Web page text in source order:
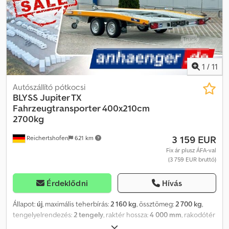
egyeztetés alapján: B L Y S S transporttechnik GmbH Burenkamp
18-20 46286 Dorsten-Wulfen Tel.: .:.:.:.:.:.:.:.:.:.:.:.:.:.:.:.:.:.:.:.:.:.:.:.:.:.:.:.:.:.:.:.:
.:.:.:.:.:.:.:.:.:.:.:.:.:.:.:.:.:.:.:.:.:.:.:.:.:.:.:.: B L Y S S transporttechnik GmbH
Sonnenbergstr. 5a 38723 Seesen Tel.:
=.=.=.=.=.=.=.=.=.=.=.=.=.=.=.=.=.=.=.=.=.=.=.=.=.=.=.=.=.=.=.=. =.=.=.=.=. A
képek nem feltétlenül tükrözik a standard felszereltséget, a
műszaki változtatások (pl. gumiabroncs méretek) fenntartva. 1 / 11
Reichertshofen 621 km
Autószállító pótkocsi
BLYSSJupiter TX
Fahrzeugtransporter 400x210cm
2700kg
3 159 EUR
Fix ár plusz ÁFA-val
(3 759 EUR bruttó)
Érdeklődni Hívás
Állapot:új, maximális teherbírás:2 160 kg, össztömeg:2 700 kg,
tengelyelrendezés:2 tengely, raktér hossza:4 000 mm, rakodótér
, AJÁNLAT! Jupiter TX Edition Cedpszqixusfx